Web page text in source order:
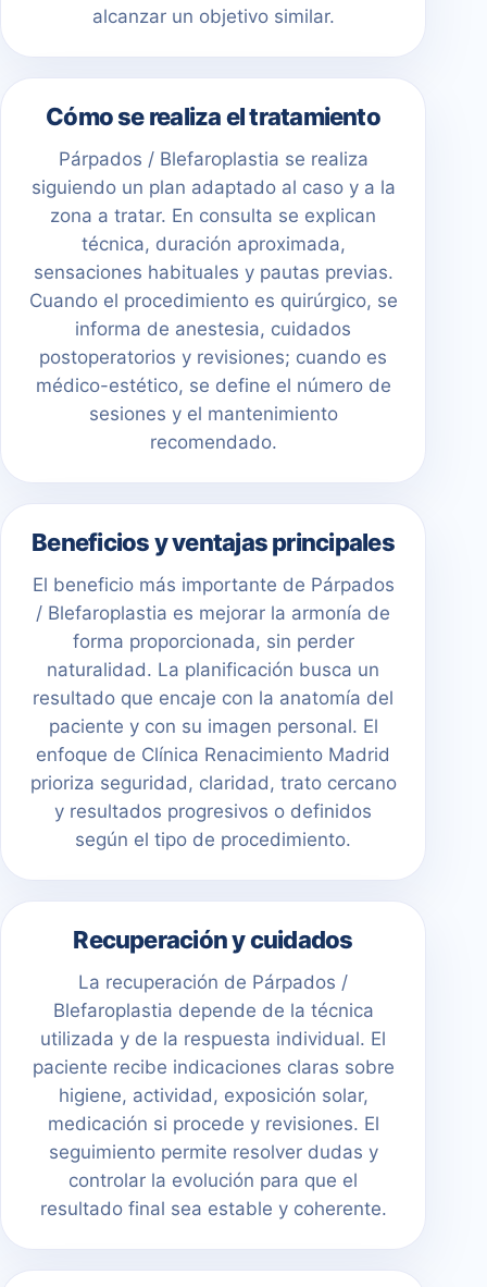
alcanzar un objetivo similar.
Cómo se realiza el tratamiento
Párpados / Blefaroplastia se realiza
siguiendo un plan adaptado al caso y a la
zona a tratar. En consulta se explican
técnica, duración aproximada,
sensaciones habituales y pautas previas.
Cuando el procedimiento es quirúrgico, se
informa de anestesia, cuidados
postoperatorios y revisiones; cuando es
médico-estético, se define el número de
sesiones y el mantenimiento
recomendado.
Beneficios y ventajas principales
El beneficio más importante de Párpados
/ Blefaroplastia es mejorar la armonía de
forma proporcionada, sin perder
naturalidad. La planificación busca un
resultado que encaje con la anatomía del
paciente y con su imagen personal. El
enfoque de Clínica Renacimiento Madrid
prioriza seguridad, claridad, trato cercano
y resultados progresivos o definidos
según el tipo de procedimiento.
Recuperación y cuidados
La recuperación de Párpados /
Blefaroplastia depende de la técnica
utilizada y de la respuesta individual. El
paciente recibe indicaciones claras sobre
higiene, actividad, exposición solar,
medicación si procede y revisiones. El
seguimiento permite resolver dudas y
controlar la evolución para que el
resultado final sea estable y coherente.